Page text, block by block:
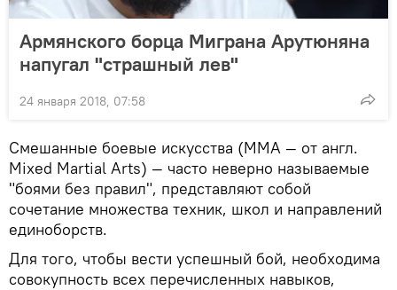
Армянского борца Миграна Арутюняна
напугал "страшный лев"
24 января 2018, 07:58
Смешанные боевые искусства (MMA — от англ.
Mixed Martial Arts) — часто неверно называемые
"боями без правил", представляют собой
сочетание множества техник, школ и направлений
единоборств.
Для того, чтобы вести успешный бой, необходима
совокупность всех перечисленных навыков,